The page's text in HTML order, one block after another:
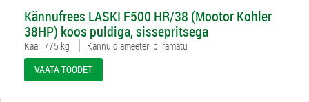
3496051
Kännufrees LASKI F500 HR/38 (Mootor Kohler
38HP) koos puldiga, sissepritsega
Kaal: 775 kg
Kännu diameeter: piiramatu
VAATA TOODET